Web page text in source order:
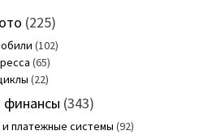
(225)
(102)
(65)
(22)
финансы (343)
и платежные системы (92)